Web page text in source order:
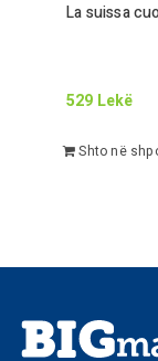
La suissa
529 Lekë
Shto në